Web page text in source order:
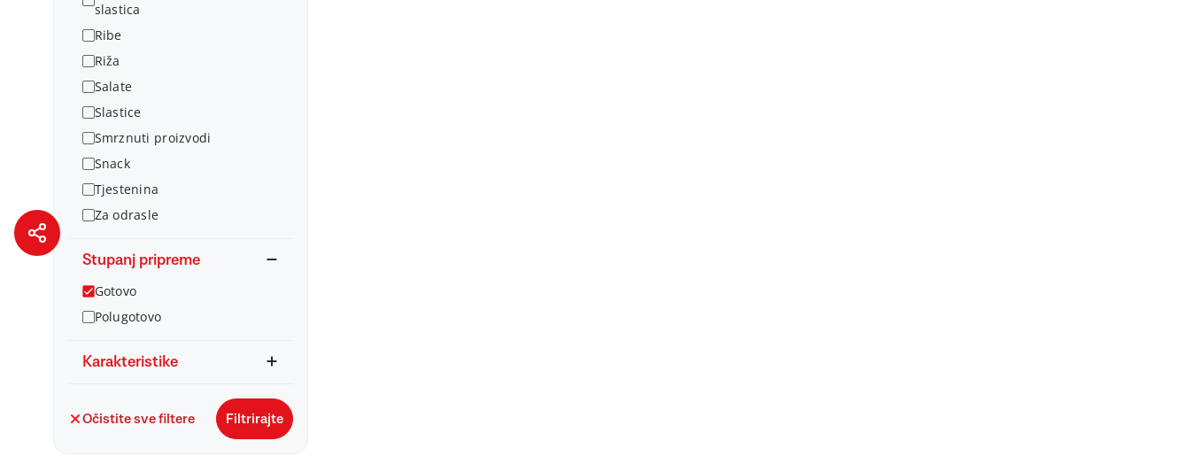
slastica
Ribe
Riža
Salate
Slastice
Smrznuti proizvodi
Snack
Tjestenina
Za odrasle
Stupanj pripreme
Gotovo
Polugotovo
Karakteristike
Očistite sve filtere Filtrirajte